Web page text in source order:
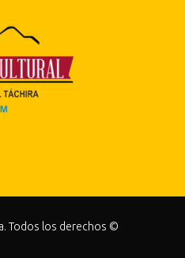
Todos los derechos ©